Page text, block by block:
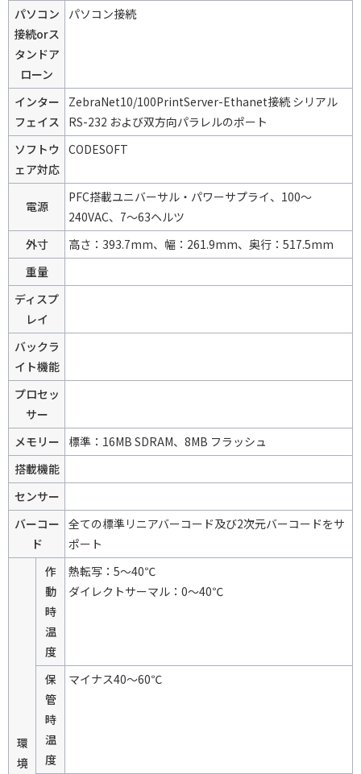
パソコン
接続orス
タンドア
ローン
パソコン接続
インター
フェイス
ZebraNet10/100PrintServer-Ethanet接続 シリアル
RS-232 および双方向パラレルのポート
ソフトウ
ェア対応
CODESOFT
電源
PFC搭載ユニバーサル・パワーサプライ、100～
240VAC、7～63ヘルツ
外寸
高さ：393.7mm、幅：261.9mm、奥行：517.5mm
重量
ディスプ
レイ
バックラ
イト機能
プロセッ
サー
メモリー
標準：16MB SDRAM、8MB フラッシュ
搭載機能
センサー
バーコー
ド
全ての標準リニアバーコード及び2次元バーコードをサ
ポート
環
境
作
動
時
温
度
熱転写：5～40℃
ダイレクトサーマル：0～40℃
保
管
時
温
度
マイナス40～60℃